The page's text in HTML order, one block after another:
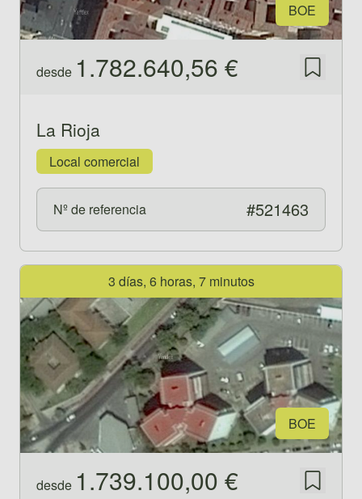
BOE
desde 1.782.640,56 € Guardar
La Rioja
Local comercial
Nº de referencia #521463
Ver propiedad 5214653 días, 6 horas, 7 minutos
BOE
desde 1.739.100,00 € Guardar